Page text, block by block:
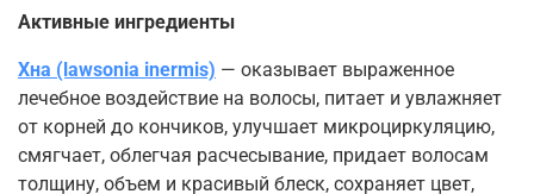
Активные ингредиенты
Хна (lawsonia inermis) — оказывает выраженное
лечебное воздействие на волосы, питает и увлажняет
от корней до кончиков, улучшает микроциркуляцию,
смягчает, облегчая расчесывание, придает волосам
толщину, объем и красивый блеск, сохраняет цвет,